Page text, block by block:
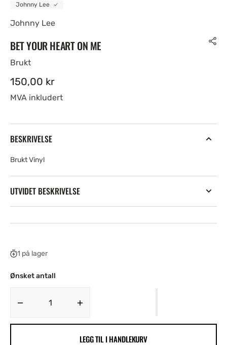
Johnny Lee
Johnny Lee
BET YOUR HEART ON ME
Brukt
Ordinær
pris
150,00 kr
MVA inkludert
BESKRIVELSE
Brukt Vinyl
UTVIDET BESKRIVELSE
1 på lager
Ønsket antall
Decrease
Bet
LEGG TIL I HANDLEKURV